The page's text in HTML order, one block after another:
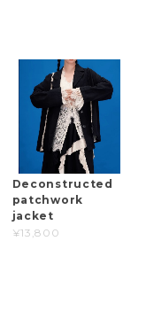
Deconstructed
patchwork
jacket
¥13,800